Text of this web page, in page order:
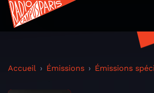
Accueil Émissions Émissions